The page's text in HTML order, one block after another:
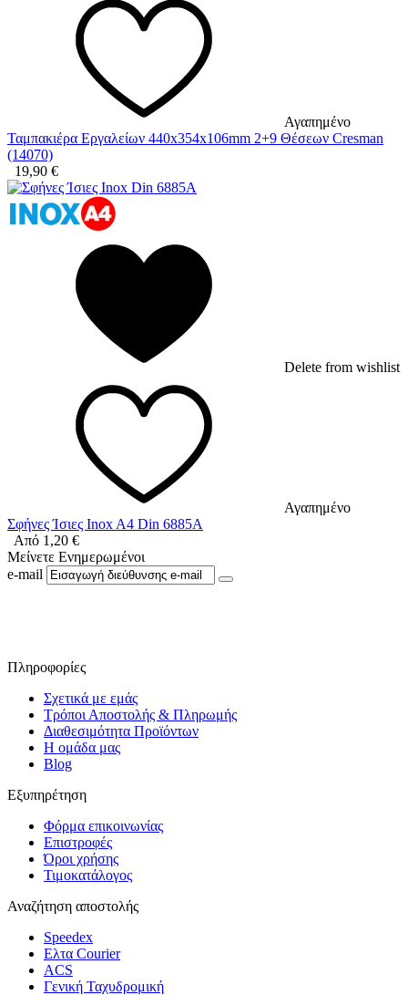
Αγαπημένο
Ταμπακιέρα Εργαλείων 440x354x106mm 2+9 Θέσεων Cresman
(14070)
19,90 €
Delete from wishlist
Αγαπημένο
Σφήνες Ίσιες Inox A4 Din 6885A
Από 1,20 €
Μείνετε Ενημερωμένοι
e-mail
Πληροφορίες
Σχετικά με εμάς
Τρόποι Αποστολής & Πληρωμής
Διαθεσιμότητα Προϊόντων
Η ομάδα μας
Blog
Εξυπηρέτηση
Φόρμα επικοινωνίας
Επιστροφές
Όροι χρήσης
Τιμοκατάλογος
Αναζήτηση αποστολής
Speedex
Ελτα Courier
ACS
Γενική Ταχυδρομική